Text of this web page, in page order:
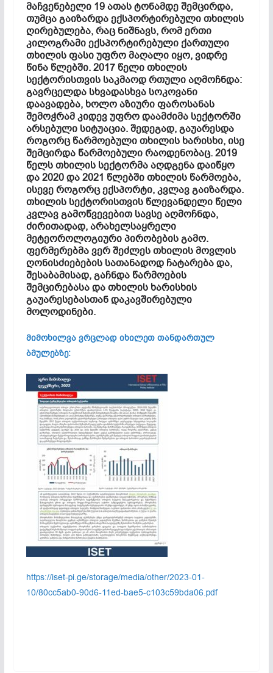
მაჩვენებელი 19 ათას ტონამდე შემცირდა,
თუმცა გაიზარდა ექსპორტირებული თხილის
ღირებულება, რაც ნიშნავს, რომ ერთი
კილოგრამი ექსპორტირებული ქართული
თხილის ფასი უფრო მაღალი იყო, ვიდრე
წინა წლებში. 2017 წელი თხილის
სექტორისთვის საკმაოდ რთული აღმოჩნდა:
გავრცელდა სხვადასხვა სოკოვანი
დაავადება, ხოლო აზიური ფაროსანას
შემოჭრამ კიდევ უფრო დაამძიმა სექტორში
არსებული სიტუაცია. შედეგად, გაუარესდა
როგორც წარმოებული თხილის ხარისხი, ისე
შემცირდა წარმოებული რაოდენობაც. 2019
წელს თხილის სექტორმა აღდგენა დაიწყო
და 2020 და 2021 წლებში თხილის წარმოება,
ისევე როგორც ექსპორტი, კვლავ გაიზარდა.
თხილის სექტორისთვის წლევანდელი წელი
კვლავ გამოწვევებით სავსე აღმოჩნდა,
ძირითადად, არახელსაყრელი
მეტეოროლოგიური პირობების გამო.
ფერმერებმა ვერ შეძლეს თხილის მოვლის
ღონისძიებების სათანადოდ ჩატარება და,
შესაბამისად, გაჩნდა წარმოების
შემცირებასა და თხილის ხარისხის
გაუარესებასთან დაკავშირებული
მოლოდინები.
მიმოხილვა ვრცლად იხილეთ თანდართულ
ბმულებზე:
https://iset-pi.ge/storage/media/other/2023-01-
10/80cc5ab0-90d6-11ed-bae5-c103c59bda06.pdf